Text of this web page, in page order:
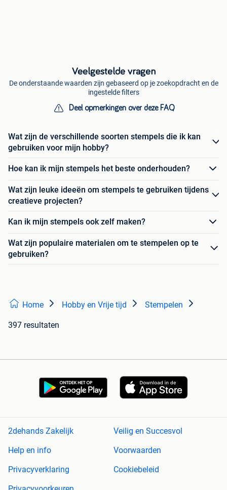
Veelgestelde vragen
De onderstaande waarden zijn gebaseerd op je zoekopdracht en de
ingestelde filters
Deel opmerkingen over deze FAQ
Wat zijn de verschillende soorten stempels die ik kan
gebruiken voor mijn hobby?
Hoe kan ik mijn stempels het beste onderhouden?
Wat zijn leuke ideeën om stempels te gebruiken tijdens
creatieve projecten?
Kan ik mijn stempels ook zelf maken?
Wat zijn populaire materialen om te stempelen op te
gebruiken?
Home Hobby en Vrije tijd Stempelen
397 resultaten
2dehands Zakelijk
Veilig en Succesvol
Help en info
Voorwaarden
Privacyverklaring
Cookiebeleid